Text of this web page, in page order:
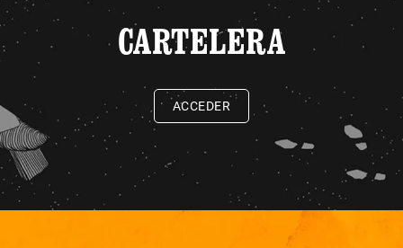
CARTELERA
ACCEDER